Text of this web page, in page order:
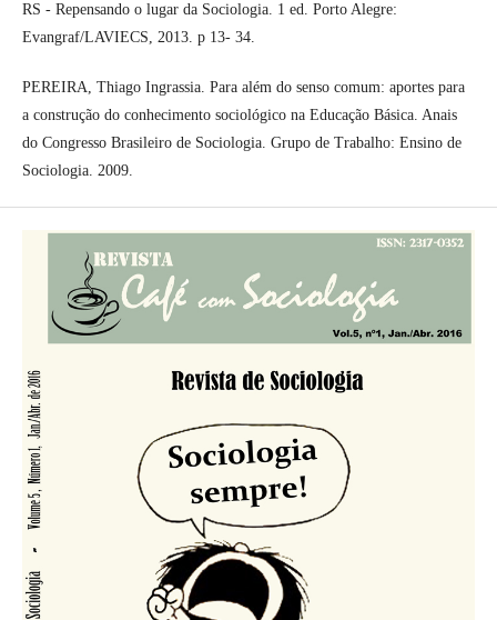
RS - Repensando o lugar da Sociologia. 1 ed. Porto Alegre:
Evangraf/LAVIECS, 2013. p 13- 34.
PEREIRA, Thiago Ingrassia. Para além do senso comum: aportes para
a construção do conhecimento sociológico na Educação Básica. Anais
do Congresso Brasileiro de Sociologia. Grupo de Trabalho: Ensino de
Sociologia. 2009.